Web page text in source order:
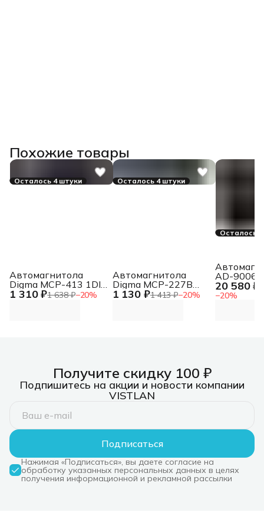
Похожие товары
Осталось 4 штуки
1 310 ₽1 638 ₽−20%
Автомагнитола
Digma MCP-413 1DIN
4x45Вт v5.0 USB 2.0
Осталось 4 штуки
1 130 ₽1 413 ₽−20%
Автомагнитола
Digma MCP-227B
1DIN 2x45Вт v5.0
Осталось
20 580 ₽
−20%
AD-
4x50Вт
6144Mb
Получите скидку 100 ₽
Подпишитесь на акции и новости компании
VISTLAN
Подписаться
Нажимая «Подписаться», вы даете согласие на
обработку указанных персональных данных в целях
получения информационной и рекламной рассылки